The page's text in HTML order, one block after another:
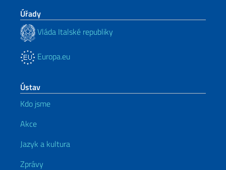
Úřady
Vláda Italské republiky
Europa.eu
Ústav
Kdo jsme
Akce
Jazyk a kultura
Zprávy